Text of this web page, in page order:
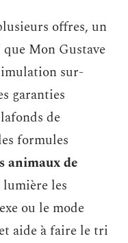
offres, un
Mon Gustave
sur-
garanties
de
formules
animaux de
les
ou le mode
aide à faire le tri